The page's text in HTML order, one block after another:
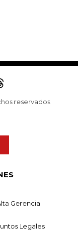
reservados.
Gerencia
Legales